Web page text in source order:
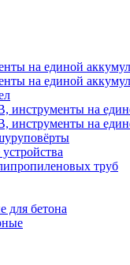
на единой
на единой
инструменты на
инструменты на
труб
для бетона